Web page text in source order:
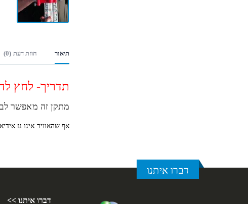
תיאור חוות דעת (0)
תדריך- לחץ
מתקן זה מאפשר
אף שהאוויר אינו גז
דברו איתנו
דברו איתנו >>